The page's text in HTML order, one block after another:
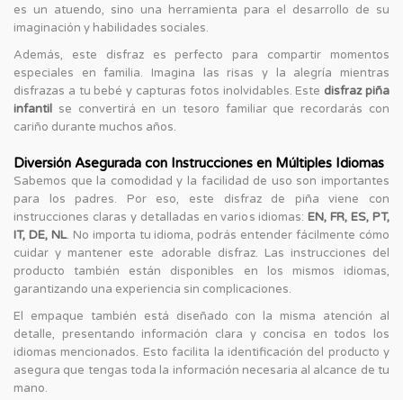
es un atuendo, sino una herramienta para el desarrollo de su
imaginación y habilidades sociales.
Además, este disfraz es perfecto para compartir momentos
especiales en familia. Imagina las risas y la alegría mientras
disfrazas a tu bebé y capturas fotos inolvidables. Este disfraz piña
infantil se convertirá en un tesoro familiar que recordarás con
cariño durante muchos años.
Diversión Asegurada con Instrucciones en Múltiples Idiomas
Sabemos que la comodidad y la facilidad de uso son importantes
para los padres. Por eso, este disfraz de piña viene con
instrucciones claras y detalladas en varios idiomas:EN, FR, ES, PT,
IT, DE, NL. No importa tu idioma, podrás entender fácilmente cómo
cuidar y mantener este adorable disfraz. Las instrucciones del
producto también están disponibles en los mismos idiomas,
garantizando una experiencia sin complicaciones.
El empaque también está diseñado con la misma atención al
detalle, presentando información clara y concisa en todos los
idiomas mencionados. Esto facilita la identificación del producto y
asegura que tengas toda la información necesaria al alcance de tu
mano.